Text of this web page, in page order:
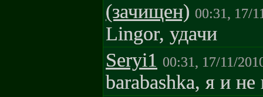
(зачищен) 00:31, 17/
Lingor, удачи
Seryi1 00:31, 17/11/
barabashka, я и